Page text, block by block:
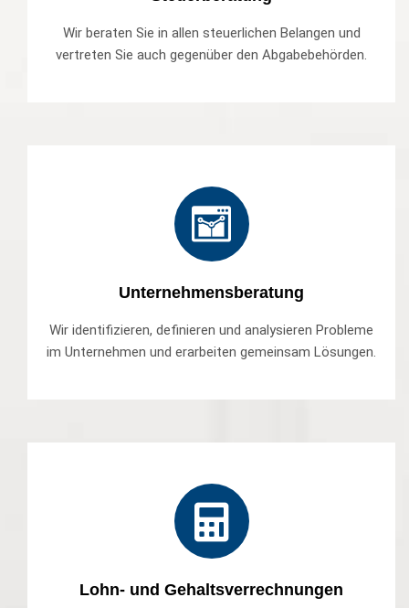
Wir beraten Sie in allen steuerlichen Belangen und
vertreten Sie auch gegenüber den Abgabebehörden.
Unternehmensberatung
Wir identifizieren, definieren und analysieren Probleme
im Unternehmen und erarbeiten gemeinsam Lösungen.
Lohn- und Gehaltsverrechnungen